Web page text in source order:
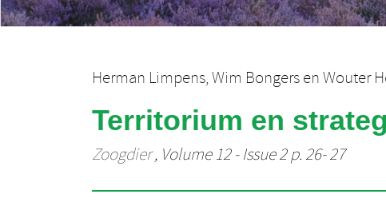
Herman Limpens,Wim Bongersen Wouter
Territorium en
Zoogdier, Volume 12 - Issue 2 p. 26- 27